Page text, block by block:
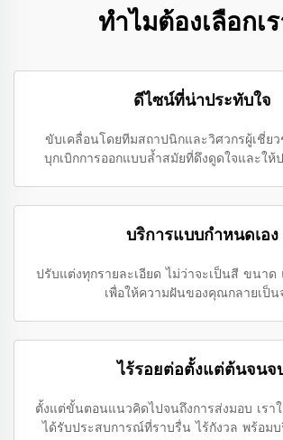
ทำไมต้องเลือกเ
ดีไซน์ที่น่าประทับใจ
ขับเคลื่อนโดยทีมสถาปนิกและวิศวกรผู้เชี่ย
บุกเบิกการออกแบบล้ำสมัยที่ดึงดูดใจและให้
บริการแบบกำหนดเอง
ปรับแต่งทุกรายละเอียด ไม่ว่าจะเป็นสี ขนาด
เพื่อให้ความฝันของคุณกลายเป็น
ไร้รอยต่อตั้งแต่ต้นจนจ
ตั้งแต่ขั้นตอนแนวคิดไปจนถึงการส่งมอบ เรา
ได้รับประสบการณ์ที่ราบรื่น ไร้กังวล พร้อม